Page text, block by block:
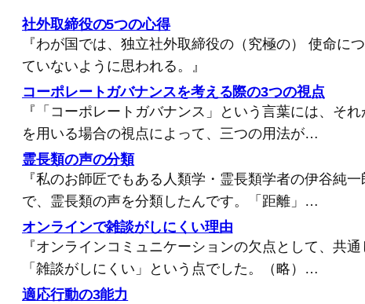
社外取締役の5つの心得
『わが国では、独立社外取締役の（究極の） 使命に
ていないように思われる。』
コーポレートガバナンスを考える際の3つの視点
『「コーポレートガバナンス」という言葉には、そ
を用いる場合の視点によって、三つの用法が…
霊長類の声の分類
『私のお師匠でもある人類学・霊長類学者の伊谷純
で、霊長類の声を分類したんです。「距離」…
オンラインで雑談がしにくい理由
『オンラインコミュニケーションの欠点として、共
「雑談がしにくい」という点でした。（略）…
適応行動の3能力